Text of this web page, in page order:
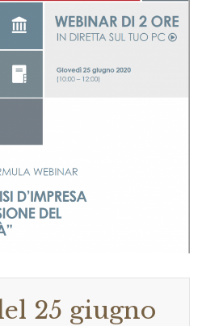
25 giugno